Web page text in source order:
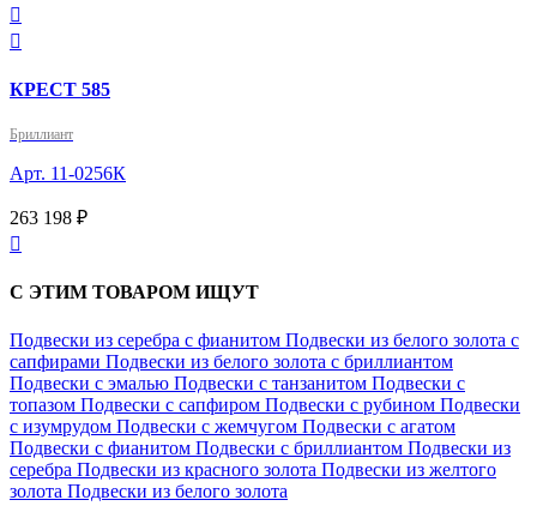


КРЕСТ 585
Бриллиант
Арт. 11-0256К
263 198 ₽

С ЭТИМ ТОВАРОМ ИЩУТ
Подвески из серебра с фианитом Подвески из белого золота с
сапфирами Подвески из белого золота с бриллиантом
Подвески с эмалью Подвески с танзанитом Подвески с
топазом Подвески с сапфиром Подвески с рубином Подвески
с изумрудом Подвески с жемчугом Подвески с агатом
Подвески с фианитом Подвески с бриллиантом Подвески из
серебра Подвески из красного золота Подвески из желтого
золота Подвески из белого золота